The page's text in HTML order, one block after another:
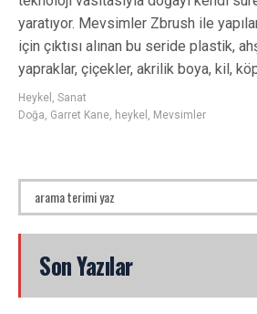
yaratıyor. Mevsimler Zbrush ile
için çıktısı alınan bu seride plastik,
yapraklar, çiçekler, akrilik boya, kil,
Heykel
Sanat
Doğa Garret Kane heykel Mevsimler
Son Yazılar